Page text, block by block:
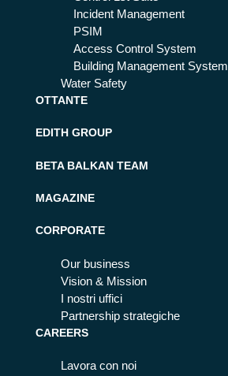
Incident Management
PSIM
Access Control System
Building Management System
Water Safety
OTTANTE
EDITH GROUP
BETA BALKAN TEAM
MAGAZINE
CORPORATE
Our business
Vision & Mission
I nostri uffici
Partnership strategiche
CAREERS
Lavora con noi